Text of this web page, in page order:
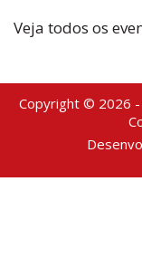
Veja todos os
Copyright © 2026 -